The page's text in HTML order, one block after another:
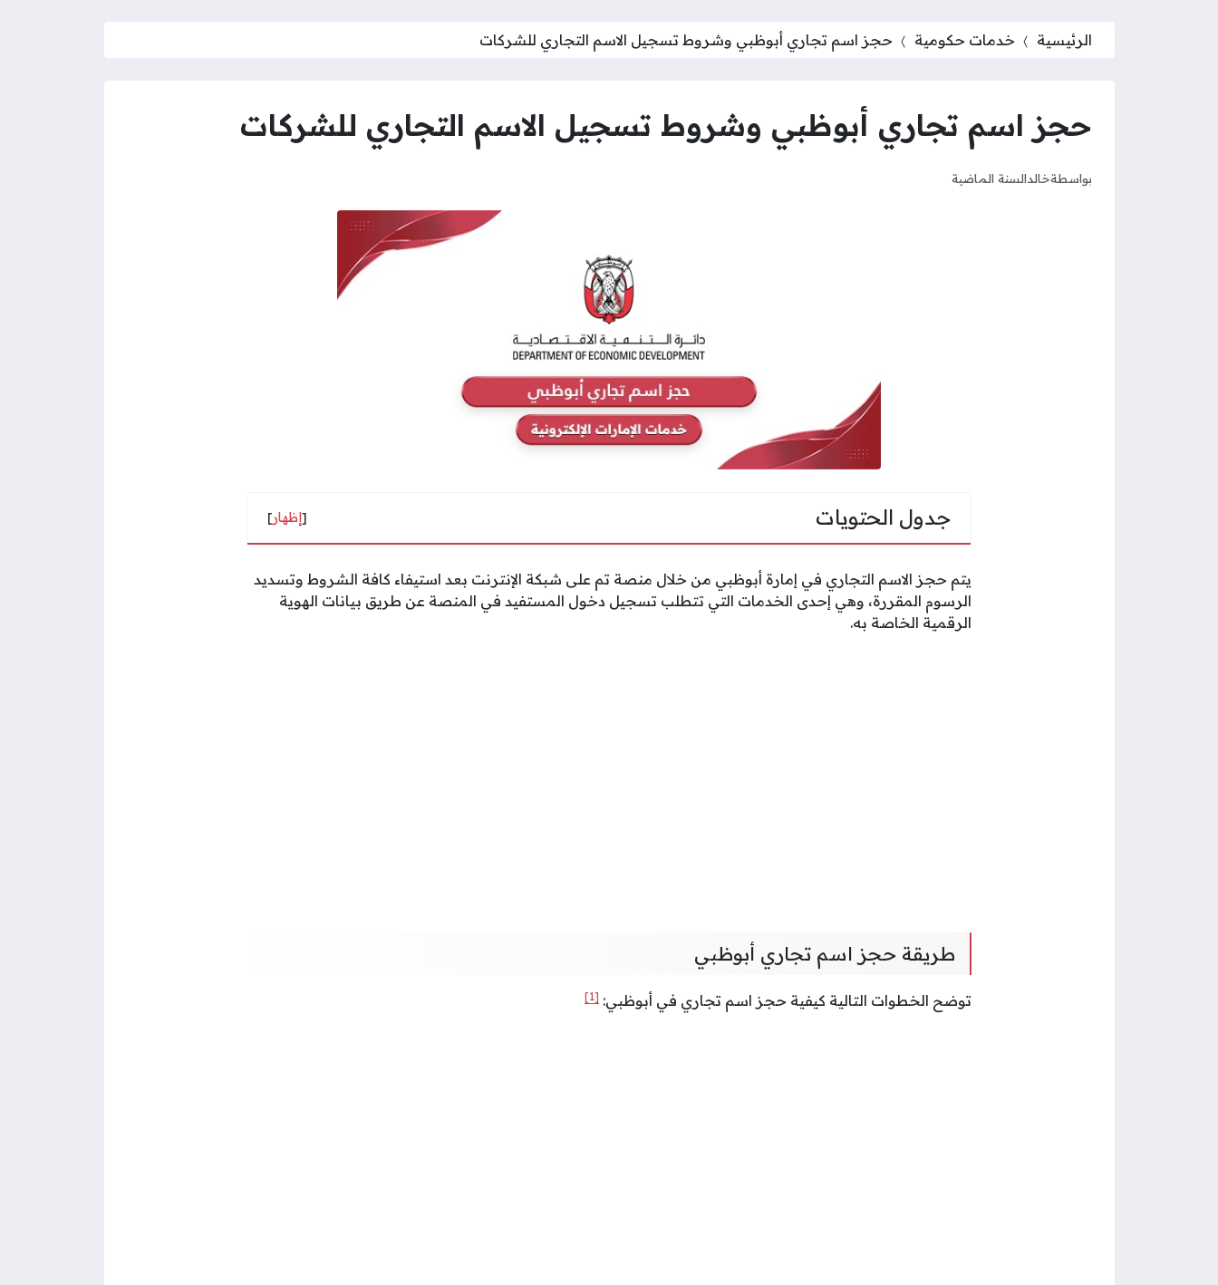
الرئيسية خدمات حكومية حجز اسم تجاري أبوظبي وشروط تسجيل الاسم التجاري للشركات
حجز اسم تجاري أبوظبي وشروط تسجيل الاسم التجاري للشركات
بواسطةخالدالسنة الماضية
جدول الحتويات [إظهار]
يتم حجز الاسم التجاري في إمارة أبوظبي من خلال منصة تم على شبكة الإنترنت بعد استيفاء كافة الشروط وتسديد
الرسوم المقررة، وهي إحدى الخدمات التي تتطلب تسجيل دخول المستفيد في المنصة عن طريق بيانات الهوية
الرقمية الخاصة به.
طريقة حجز اسم تجاري أبوظبي
توضح الخطوات التالية كيفية حجز اسم تجاري في أبوظبي: [1]